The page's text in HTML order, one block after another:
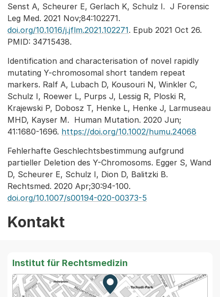
Senst A, Scheurer E, Gerlach K, Schulz I. J Forensic
Leg Med. 2021 Nov;84:102271.
doi.org/10.1016/j.jflm.2021.102271. Epub 2021 Oct 26.
PMID: 34715438.
Identification and characterisation of novel rapidly
mutating Y-chromosomal short tandem repeat
markers. Ralf A, Lubach D, Kousouri N, Winkler C,
Schulz I, Roewer L, Purps J, Lessig R, Ploski R,
Krajewski P, Dobosz T, Henke L, Henke J, Larmuseau
MHD, Kayser M. Human Mutation. 2020 Jun;
41:1680-1696. https://doi.org/10.1002/humu.24068
Fehlerhafte Geschlechtsbestimmung aufgrund
partieller Deletion des Y-Chromosoms. Egger S, Wand
D, Scheurer E, Schulz I, Dion D, Balitzki B.
Rechtsmed. 2020 Apr;30:94-100.
doi.org/10.1007/s00194-020-00373-5
Kontakt
Institut für Rechtsmedizin
Zur Karte von MapBS.
Externer Link, wird in einem